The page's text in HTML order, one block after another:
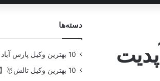
دسته‌ها
10 بهترین وکیل پارس آباد🥇【آپدیت جدید】⚖️
10 بهترین وکیل تالش🥇【آپدیت جدید】⚖️